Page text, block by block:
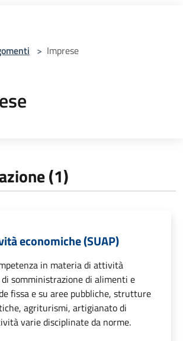
> Imprese
(1)
economiche (SUAP)
in materia di attività
somministrazione di alimenti e
fissa e su aree pubbliche, strutture
agriturismi, artigianato di
varie disciplinate da norme.